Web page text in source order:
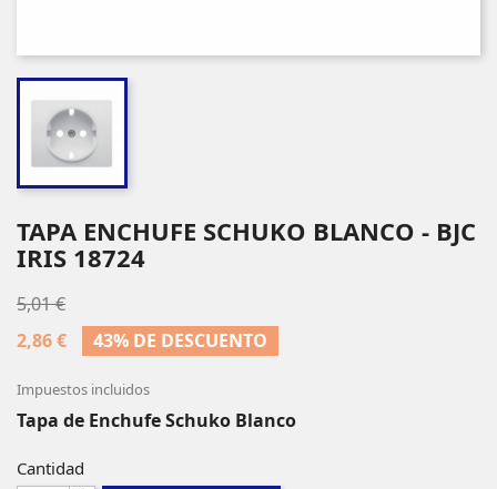
TAPA ENCHUFE SCHUKO BLANCO - BJC
IRIS 18724
5,01 €
2,86 €
43% DE DESCUENTO
Impuestos incluidos
Tapa de Enchufe Schuko Blanco
Cantidad